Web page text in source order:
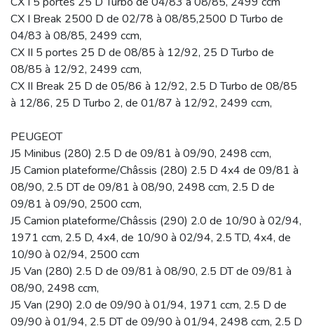
CX I Break 2500 D de 02/78 à 08/85,2500 D Turbo de
04/83 à 08/85, 2499 ccm,
CX II 5 portes 25 D de 08/85 à 12/92, 25 D Turbo de
08/85 à 12/92, 2499 ccm,
CX II Break 25 D de 05/86 à 12/92, 2.5 D Turbo de 08/85
à 12/86, 25 D Turbo 2, de 01/87 à 12/92, 2499 ccm,
PEUGEOT
J5 Minibus (280) 2.5 D de 09/81 à 09/90, 2498 ccm,
J5 Camion plateforme/Châssis (280) 2.5 D 4x4 de 09/81 à
08/90, 2.5 DT de 09/81 à 08/90, 2498 ccm, 2.5 D de
09/81 à 09/90, 2500 ccm,
J5 Camion plateforme/Châssis (290) 2.0 de 10/90 à 02/94,
1971 ccm, 2.5 D, 4x4, de 10/90 à 02/94, 2.5 TD, 4x4, de
10/90 à 02/94, 2500 ccm
J5 Van (280) 2.5 D de 09/81 à 08/90, 2.5 DT de 09/81 à
08/90, 2498 ccm,
J5 Van (290) 2.0 de 09/90 à 01/94, 1971 ccm, 2.5 D de
09/90 à 01/94, 2.5 DT de 09/90 à 01/94, 2498 ccm, 2.5 D